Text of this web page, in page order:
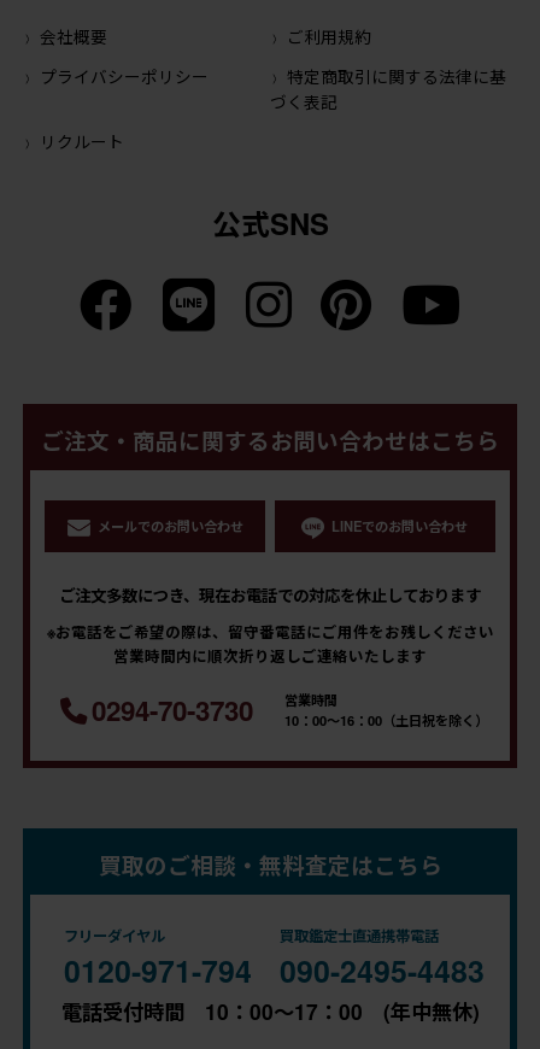
会社概要
ご利用規約
プライバシーポリシー
特定商取引に関する法律に基
づく表記
リクルート
公式SNS
ご注文・商品に関するお問い合わせはこちら
メールでのお問い合わせ LINEでのお問い合わせ
ご注文多数につき、現在お電話での対応を休止しております
※お電話をご希望の際は、留守番電話にご用件をお残しください
営業時間内に順次折り返しご連絡いたします
0294-70-3730
営業時間
10：00～16：00（土日祝を除く）
買取のご相談・無料査定はこちら
フリーダイヤル
0120-971-794
買取鑑定士直通携帯電話
090-2495-4483
電話受付時間 10：00～17：00 (年中無休)